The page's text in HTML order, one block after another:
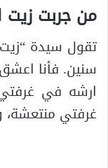
من جربت زيت
تقول سيدة
سنين. فأنا اعشق
ارشه في
غرفتي